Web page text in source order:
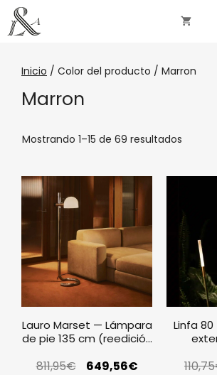
Inicio / Color del producto / Marron
Marron
Mostrando 1–15 de 69 resultados
Lauro Marset — Lámpara
de pie 135 cm (reedición
811,95€ 649,56€
Linfa
110,75